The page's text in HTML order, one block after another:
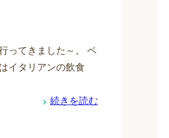
ってきました～。 ベ
イタリアンの飲食
続きを読む